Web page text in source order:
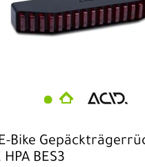
Bike
HPA BES3